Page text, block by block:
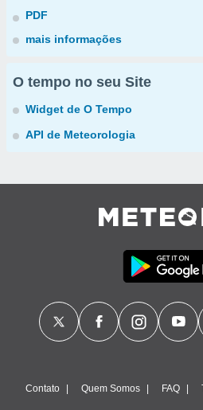
PDF
mais informações
O tempo no seu Site
Widget de O Tempo
API de Meteorologia
Contato Quem Somos FAQ